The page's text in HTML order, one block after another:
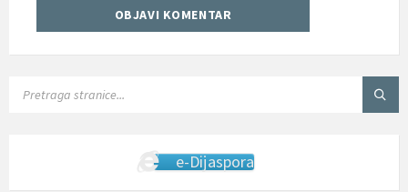
e-Dijaspora